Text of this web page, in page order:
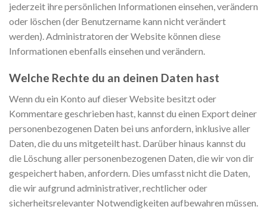
jederzeit ihre persönlichen Informationen einsehen, verändern
oder löschen (der Benutzername kann nicht verändert
werden). Administratoren der Website können diese
Informationen ebenfalls einsehen und verändern.
Welche Rechte du an deinen Daten hast
Wenn du ein Konto auf dieser Website besitzt oder
Kommentare geschrieben hast, kannst du einen Export deiner
personenbezogenen Daten bei uns anfordern, inklusive aller
Daten, die du uns mitgeteilt hast. Darüber hinaus kannst du
die Löschung aller personenbezogenen Daten, die wir von dir
gespeichert haben, anfordern. Dies umfasst nicht die Daten,
die wir aufgrund administrativer, rechtlicher oder
sicherheitsrelevanter Notwendigkeiten aufbewahren müssen.